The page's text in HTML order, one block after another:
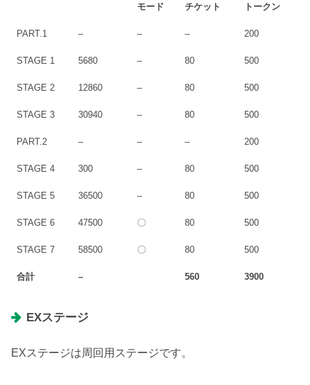
モード
チケット
トークン
PART.1 – – – 200
STAGE 1 5680 – 80 500
STAGE 2 12860 – 80 500
STAGE 3 30940 – 80 500
PART.2 – – – 200
STAGE 4 300 – 80 500
STAGE 5 36500 – 80 500
STAGE 6 47500 〇 80 500
STAGE 7 58500 〇 80 500
合計 – 560 3900
EXステージ
EXステージは周回用ステージです。